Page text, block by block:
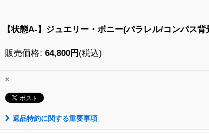
【状態A-】ジュエリー・ボニー(パラレル/コンパス
販売価格: 64,800円 (税込)
×
返品特約に関する重要事項